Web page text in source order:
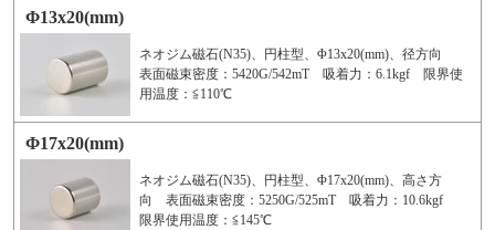
Φ13x20(mm)
ネオジム磁石(N35)、円柱型、Φ13x20(mm)、径方向
表面磁束密度：5420G/542mT 吸着力：6.1kgf 限界使
用温度：≦110℃
Φ17x20(mm)
ネオジム磁石(N35)、円柱型、Φ17x20(mm)、高さ方
向 表面磁束密度：5250G/525mT 吸着力：10.6kgf
限界使用温度：≦145℃